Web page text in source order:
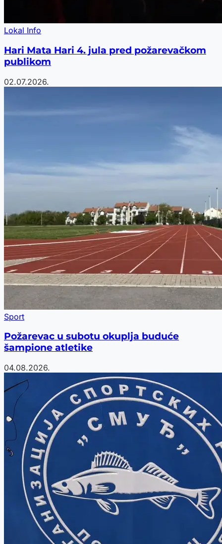
Lokal Info
Hari Mata Hari 4. jula pred požarevačkom
publikom
02.07.2026.
Sport
Požarevac u subotu okuplja buduće
šampione atletike
04.08.2026.